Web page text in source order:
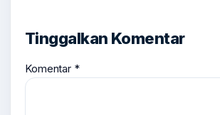
Tinggalkan Komentar
Komentar *